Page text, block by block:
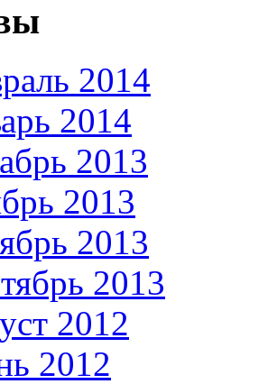
2014
2014
2013
2013
2013
2013
2012
2012